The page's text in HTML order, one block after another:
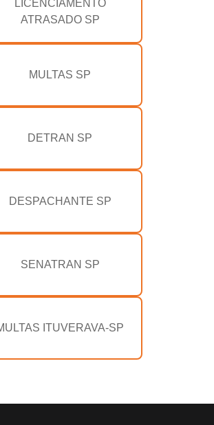
LICENCIAMENTO
ATRASADO SP
MULTAS SP
DETRAN SP
DESPACHANTE SP
SENATRAN SP
ITUVERAVA-SP